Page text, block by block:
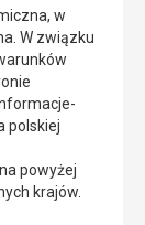
w
W związku
polskiej
powyżej
krajów.